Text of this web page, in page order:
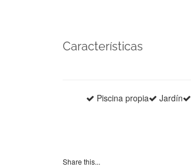
Características
Piscina propia Jardín
Share this...